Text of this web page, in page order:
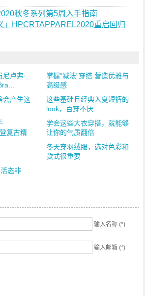
秋冬系列第5周入手指南
」HPCRTAPPAREL2020重启回归
卢弗·
掌握“减法”穿搭 营造优雅与
高级感
会产生这
这些基础且经典入夏短裤的
look，百穿不厌
复古精
学会这些大衣穿搭，就能够
让你的气质翻倍
冬天穿羽绒服，选对色彩和
款式很重要
态非
输入名称 (*)
输入邮箱 (*)